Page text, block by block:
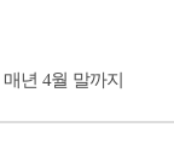
매년 4월 말까지